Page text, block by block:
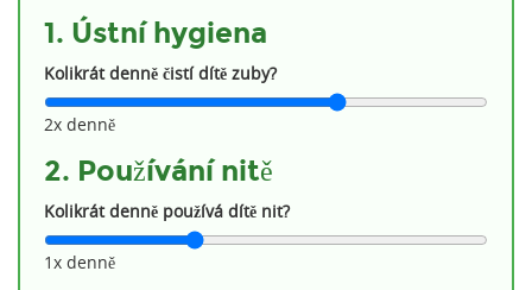
1. Ústní hygiena
Kolikrát denně čistí dítě zuby?
2x denně
2. Používání nitě
Kolikrát denně používá dítě nit?
1x denně